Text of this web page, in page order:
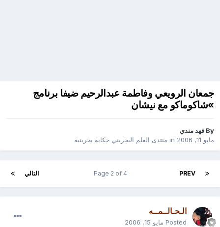
جمعان الرويعي‮ ‬وفاطمة عبدالرحيم ضيفا برنامج‮
»‬شاكوماكو مع نيشان
By فهد مندي
مايو 11, 2006
in منتدى الفلم البحريني حكاية بحرينية
PREV التالي Page 2 of 4
الـحـالــمــه
Posted مايو 15, 2006